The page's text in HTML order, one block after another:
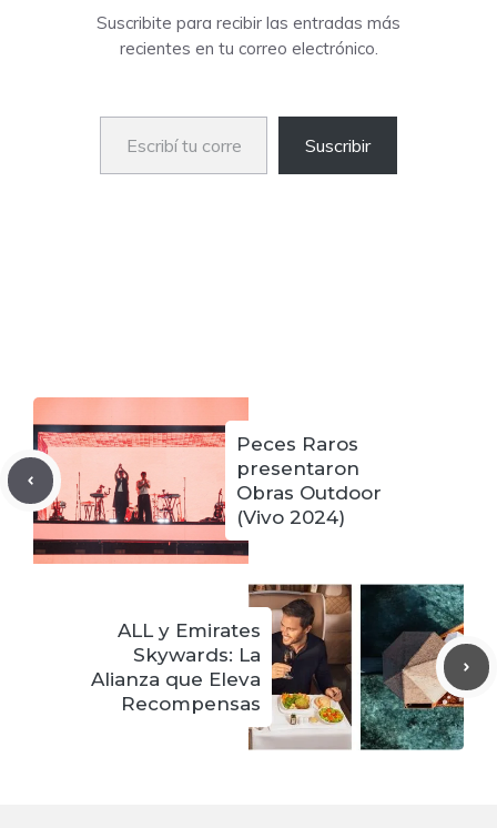
Suscribite para recibir las entradas más
recientes en tu correo electrónico.
Escribí tu correo electrónico…
Suscribir
Peces Raros
presentaron
Obras Outdoor
(Vivo 2024)
ALL y Emirates
Skywards: La
Alianza que Eleva
Recompensas